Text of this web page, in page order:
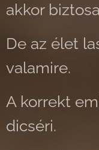
akkor
De az élet
valamire.
A korrekt
dicséri.